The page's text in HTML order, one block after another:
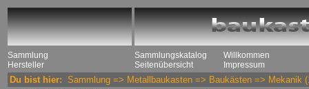
Sammlung
Hersteller
Sammlungskatalog
Seitenübersicht
Willkommen
Impressum
Du bist hier: Sammlung => Metallbaukasten => Baukästen => Mekanik